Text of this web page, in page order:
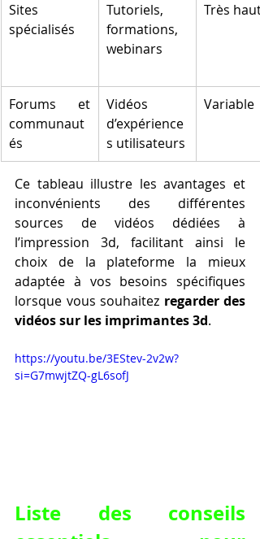
Sites
spécialisés
Tutoriels,
formations,
webinars
Très haute
Forums et
communaut
és
Vidéos
d’expérience
s utilisateurs
Variable
Ce tableau illustre les avantages et
inconvénients des différentes
sources de vidéos dédiées à
l’impression 3d, facilitant ainsi le
choix de la plateforme la mieux
adaptée à vos besoins spécifiques
lorsque vous souhaitez regarder des
vidéos sur les imprimantes 3d.
https://youtu.be/3EStev-2v2w?
si=G7mwjtZQ-gL6sofJ
Liste des conseils